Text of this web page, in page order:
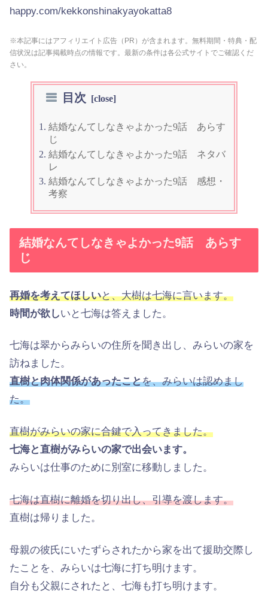
happy.com/kekkonshinakyayokatta8
※本記事にはアフィリエイト広告（PR）が含まれます。無料期間・特典・配
信状況は記事掲載時点の情報です。最新の条件は各公式サイトでご確認くだ
さい。
目次
結婚なんてしなきゃよかった9話 あらす
じ
結婚なんてしなきゃよかった9話 ネタバ
レ
結婚なんてしなきゃよかった9話 感想・
考察
結婚なんてしなきゃよかった9話 あらす
じ
再婚を考えてほしいと、大樹は七海に言います。
時間が欲しいと七海は答えました。
七海は翠からみらいの住所を聞き出し、みらいの家を
訪ねました。
直樹と肉体関係があったことを、みらいは認めまし
た。
直樹がみらいの家に合鍵で入ってきました。
七海と直樹がみらいの家で出会います。
みらいは仕事のために別室に移動しました。
七海は直樹に離婚を切り出し、引導を渡します。
直樹は帰りました。
母親の彼氏にいたずらされたから家を出て援助交際し
たことを、みらいは七海に打ち明けます。
自分も父親にされたと、七海も打ち明けます。